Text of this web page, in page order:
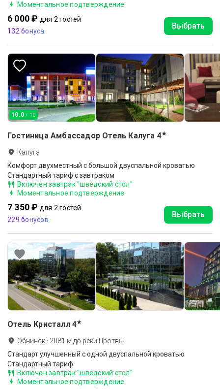
Моментальное подтверждение
6 000 ₽ для 2 гостей
132 бонуса
Выбрать
10.0 / 10
Гостиница Амбассадор Отель Калуга 4★
Калуга
Комфорт двухместный с большой двуспальной кроватью
Стандартный тариф с завтраком
Включен завтрак "шведский стол"
Моментальное подтверждение
7 350 ₽ для 2 гостей
229 бонусов
Выбрать
Отель Кристалл 4★
Обнинск · 2081 м до реки Протвы
Стандарт улучшенный с одной двуспальной кроватью
Стандартный тариф
Включен завтрак "шведский стол"
Моментальное подтверждение